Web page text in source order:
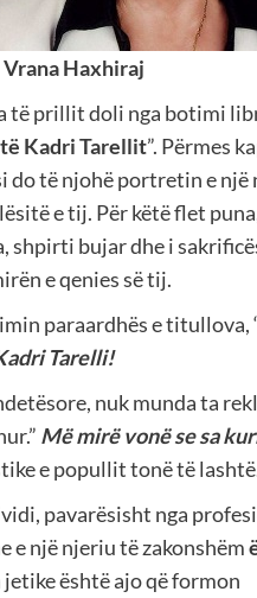
Haxhiraj
të prillit doli nga botimi
Kadri Tarellit”. Përmes
do të njohë portretin e një
e tij. Për këtë flet
shpirti bujar dhe i
e qenies së tij.
paraardhës e titullova,
Tarelli!
nuk munda ta
Më mirë vonë se sa
e popullit tonë të
pavarësisht nga
e një njeriu të zakonshëm
është ajo që formon